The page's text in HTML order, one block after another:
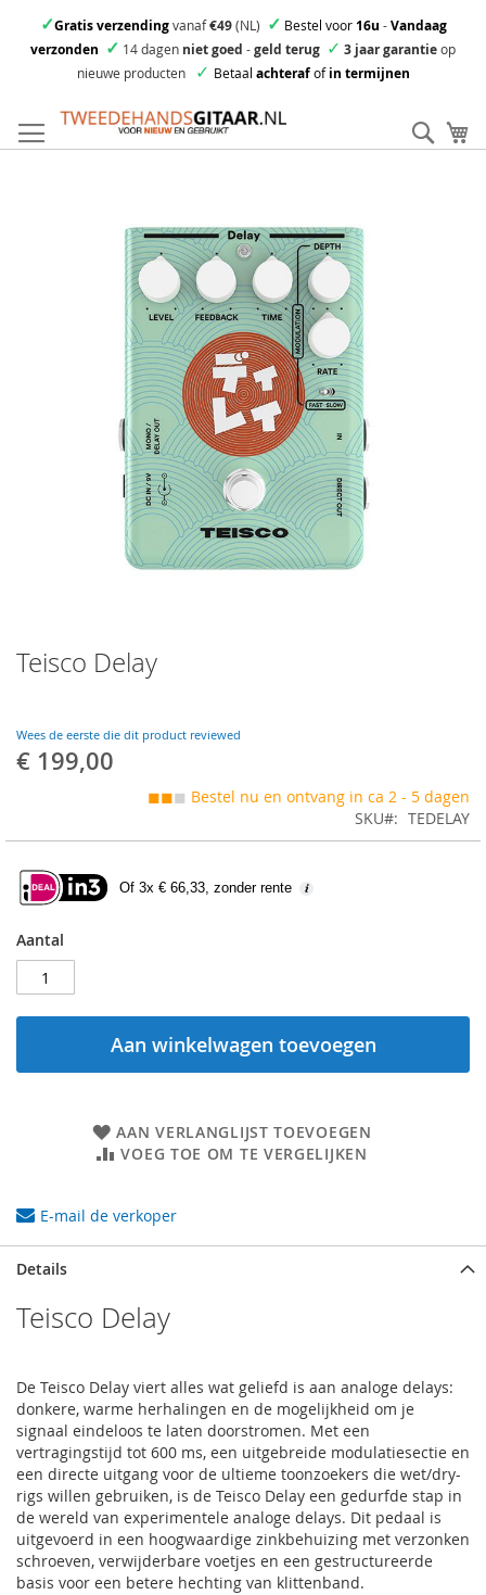
✓Gratis verzendingvanaf€49(NL) ✓ Bestel voor16u -Vandaag
verzonden ✓ 14 dagen niet goed -geld terug ✓ 3 jaar garantieop
nieuwe producten
✓ Betaal achterafofin termijnen
direct
door
Teisco Delay
Wees de eerste die dit product reviewed
€ 199,00
◼◼◼ Bestel nu en ontvang in ca 2 - 5 dagen
SKU
TEDELAY
Of 3x € 66,33, zonder rente
Aantal
Aan winkelwagen toevoegen
AAN VERLANGLIJST TOEVOEGEN
VOEG TOE OM TE VERGELIJKEN
E-mail de verkoper
to
the
the
images
Details
Teisco Delay
De Teisco Delay viert alles wat geliefd is aan analoge delays:
donkere, warme herhalingen en de mogelijkheid om je
signaal eindeloos te laten doorstromen. Met een
vertragingstijd tot 600 ms, een uitgebreide modulatiesectie en
een directe uitgang voor de ultieme toonzoekers die wet/dry-
rigs willen gebruiken, is de Teisco Delay een gedurfde stap in
de wereld van experimentele analoge delays. Dit pedaal is
uitgevoerd in een hoogwaardige zinkbehuizing met verzonken
schroeven, verwijderbare voetjes en een gestructureerde
basis voor een betere hechting van klittenband.